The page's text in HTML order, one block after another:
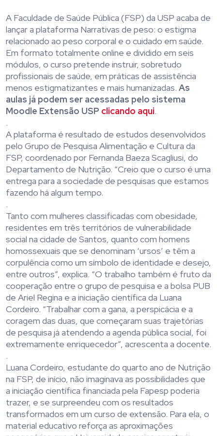
A Faculdade de Saúde Pública (FSP) da USP acaba de
lançar a plataforma Narrativas de peso: o estigma
relacionado ao peso corporal e o cuidado em saúde.
Em formato totalmente online e dividido em seis
módulos, o curso pretende instruir, sobretudo
profissionais de saúde, em práticas de assistência
menos estigmatizantes e mais humanizadas. As
aulas já podem ser acessadas pelo sistema
Moodle Extensão USP clicando aqui.
.
A plataforma é resultado de estudos desenvolvidos
pelo Grupo de Pesquisa Alimentação e Cultura da
FSP, coordenado por Fernanda Baeza Scagliusi, do
Departamento de Nutrição. “Creio que o curso é uma
entrega para a sociedade de pesquisas que estamos
fazendo há algum tempo.
.
Tanto com mulheres classificadas com obesidade,
residentes em três territórios de vulnerabilidade
social na cidade de Santos, quanto com homens
homossexuais que se denominam ‘ursos’ e têm a
corpulência como um símbolo de identidade e desejo,
entre outros”, explica. “O trabalho também é fruto da
cooperação entre o grupo de pesquisa e a bolsa PUB
de Ariel Regina e a iniciação científica da Luana
Cordeiro. “Trabalhar com a gana, a perspicácia e a
coragem das duas, que começaram suas trajetórias
de pesquisa já atendendo a agenda pública social, foi
extremamente enriquecedor”, acrescenta a docente.
.
Luana Cordeiro, estudante do quarto ano de Nutrição
na FSP, de início, não imaginava as possibilidades que
a iniciação científica financiada pela Fapesp poderia
trazer, e se surpreendeu com os resultados
transformados em um curso de extensão. Para ela, o
material educativo reforça as aproximações